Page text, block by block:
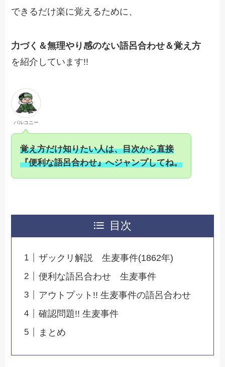
できるだけ楽に覚えるために、
力づく＆無理やり感のない語呂合わせ＆覚え方
を紹介しています!!
バルコニー
覚え方だけ知りたい人は、目次から直接
『便利な語呂合わせ』へジャンプしてね。
目次
ザックリ解説 生麦事件(1862年)
便利な語呂合わせ 生麦事件
アウトプット!! 生麦事件の語呂合わせ
確認問題!! 生麦事件
まとめ